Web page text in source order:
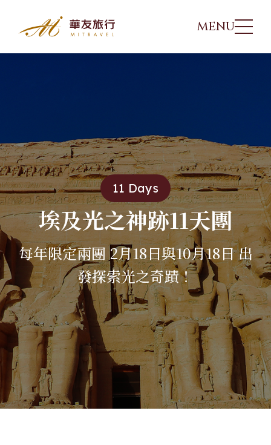
MENU
03旅遊講座
04優惠方案
05旅遊專欄
06關於華友
07 旅遊地圖
08聯絡我們
11 Days
埃及光之神跡11天團
每年限定兩團 2月18日與10月18日 出
發探索光之奇蹟！